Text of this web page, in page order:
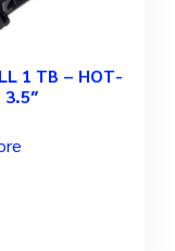
1 TB – HOT-
3.5″